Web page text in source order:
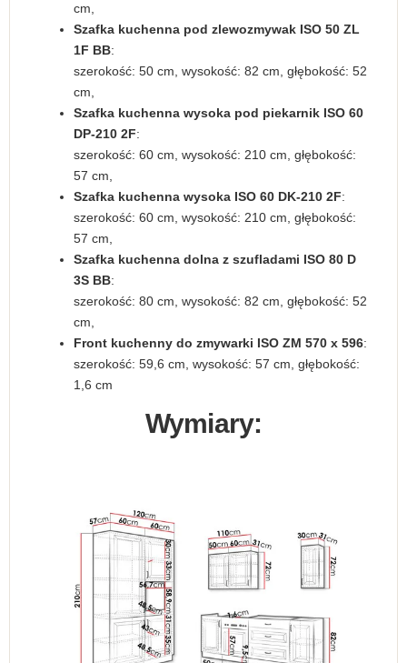
cm,
Szafka kuchenna pod zlewozmywak ISO 50 ZL
1F BB:
szerokość: 50 cm, wysokość: 82 cm, głębokość: 52
cm,
Szafka kuchenna wysoka pod piekarnik ISO 60
DP-210 2F:
szerokość: 60 cm, wysokość: 210 cm, głębokość:
57 cm,
Szafka kuchenna wysoka ISO 60 DK-210 2F:
szerokość: 60 cm, wysokość: 210 cm, głębokość:
57 cm,
Szafka kuchenna dolna z szufladami ISO 80 D
3S BB:
szerokość: 80 cm, wysokość: 82 cm, głębokość: 52
cm,
Front kuchenny do zmywarki ISO ZM 570 x 596:
szerokość: 59,6 cm, wysokość: 57 cm, głębokość:
1,6 cm
Wymiary: